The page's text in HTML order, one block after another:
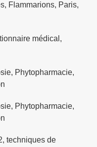
Flammarions, Paris,
médical,
Phytopharmacie,
Phytopharmacie,
techniques de